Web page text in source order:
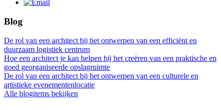
Blog
De rol van een architect bij het ontwerpen van een efficiënt en
duurzaam logistiek centrum
Hoe een architect je kan helpen bij het creëren van een praktische en
goed georganiseerde opslagruimte
De rol van een architect bij het ontwerpen van een culturele en
artistieke evenementenlocatie
Alle blogitems bekijken